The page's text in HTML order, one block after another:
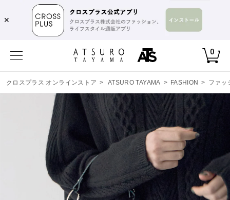
✕
0
クロスプラス オンラインストア > ATSURO TAYAMA > FASHION > ファッ